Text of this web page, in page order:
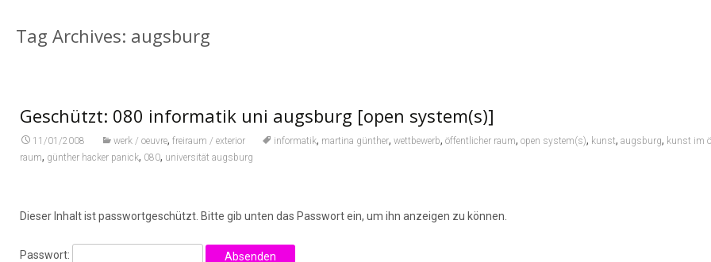
Tag Archives: augsburg
Geschützt: 080 informatik uni augsburg [open system(s)]
11/01/2008 werk / oeuvre,freiraum / exterior informatik, martina günther,wettbewerb,öffentlicher raum,open system(s), kunst,augsburg, kunst im
raum, günther hacker panick, 080, universität augsburg
Dieser Inhalt ist passwortgeschützt. Bitte gib unten das Passwort ein, um ihn anzeigen zu können.
Passwort: